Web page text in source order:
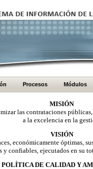
Procesos Módulos
MISIÓN
las contrataciones
a la excelencia en la
VISIÓN
económicamente óptimas,
y confiables, ejecutados en su
POLÍTICA DE CALIDAD Y